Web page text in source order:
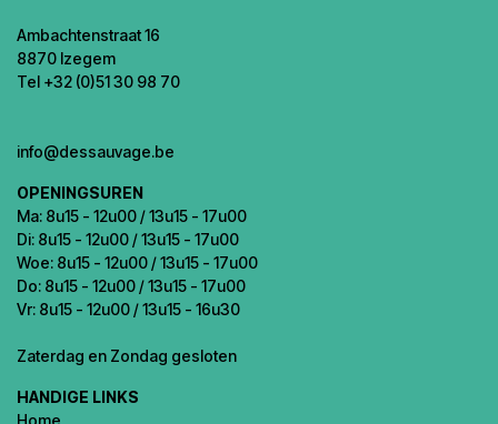
Ambachtenstraat 16
8870 Izegem
Tel +32 (0)51 30 98 70
info@dessauvage.be
OPENINGSUREN
Ma: 8u15 - 12u00 / 13u15 - 17u00
Di: 8u15 - 12u00 / 13u15 - 17u00
Woe: 8u15 - 12u00 / 13u15 - 17u00
Do: 8u15 - 12u00 / 13u15 - 17u00
Vr: 8u15 - 12u00 / 13u15 - 16u30
Zaterdag en Zondag gesloten
HANDIGE LINKS